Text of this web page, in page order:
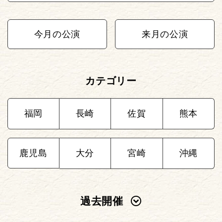
今月の公演 来月の公演
カテゴリー
福岡 長崎 佐賀 熊本
鹿児島 大分 宮崎 沖縄
過去開催